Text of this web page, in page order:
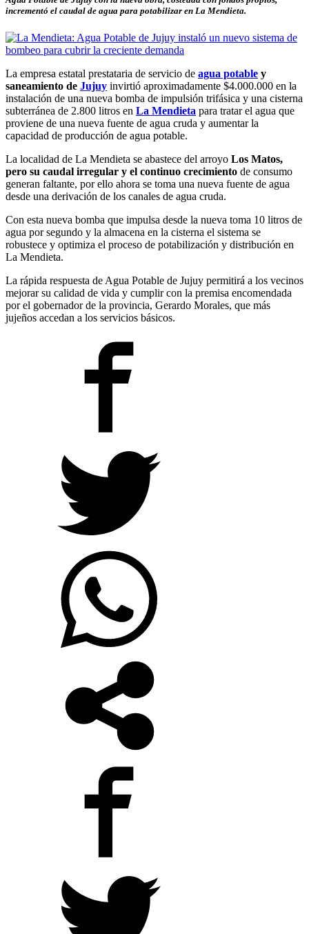
incrementó el caudal de agua para potabilizar en La Mendieta.
La empresa estatal prestataria de servicio de agua potable y
saneamiento de Jujuy invirtió aproximadamente $4.000.000 en la
instalación de una nueva bomba de impulsión trifásica y una cisterna
subterránea de 2.800 litros en La Mendieta para tratar el agua que
proviene de una nueva fuente de agua cruda y aumentar la
capacidad de producción de agua potable.
La localidad de La Mendieta se abastece del arroyo Los Matos,
pero su caudal irregular y el continuo crecimiento de consumo
generan faltante, por ello ahora se toma una nueva fuente de agua
desde una derivación de los canales de agua cruda.
Con esta nueva bomba que impulsa desde la nueva toma 10 litros de
agua por segundo y la almacena en la cisterna el sistema se
robustece y optimiza el proceso de potabilización y distribución en
La Mendieta.
La rápida respuesta de Agua Potable de Jujuy permitirá a los vecinos
mejorar su calidad de vida y cumplir con la premisa encomendada
por el gobernador de la provincia, Gerardo Morales, que más
jujeños accedan a los servicios básicos.